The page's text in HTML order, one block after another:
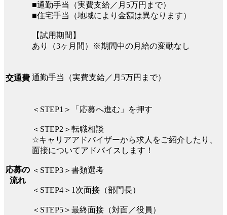
■通勤手当（実費支給／月5万円まで）
■住宅手当（地域により金額は異なります）
【試用期間】
あり（3ヶ月間）※期間中の月給の変動なし
交通費 通勤手当（実費支給／月5万円まで）
応募の
流れ
＜STEP1＞「応募へ進む」を押す
＜STEP2＞転職相談
☆キャリアアドバイザーから求人をご紹介したり、
面接についてアドバイスします！
＜STEP3＞書類選考
＜STEP4＞1次面接（部門長）
＜STEP5＞最終面接（対面／役員）